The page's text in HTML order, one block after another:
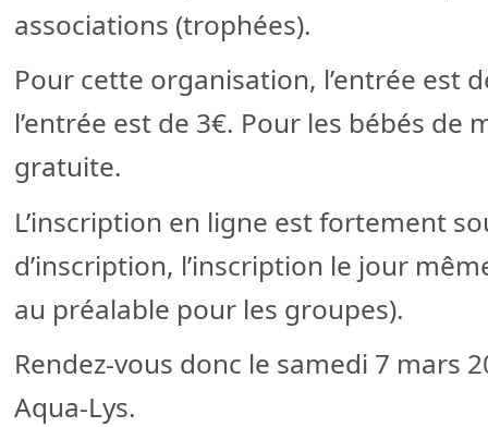
associations (trophées).
Pour cette organisation, l’entrée est
l’entrée est de 3€. Pour les bébés de
gratuite.
L’inscription en ligne est fortement
d’inscription, l’inscription le jour
au préalable pour les groupes).
Rendez-vous donc le samedi 7 mars
Aqua-Lys.